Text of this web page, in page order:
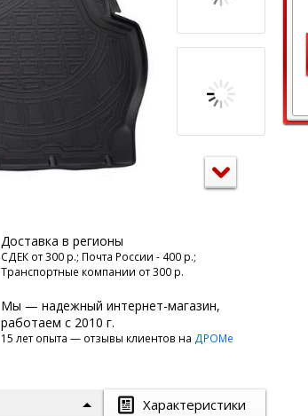
Доставка в регионы
СДЕК от 300 р.; Почта России - 400 р.;
Транспортные компании от 300 р.
Мы — надежный интернет-магазин,
работаем с 2010 г.
15 лет опыта — отзывы клиентов на ДРОМе
Характеристики